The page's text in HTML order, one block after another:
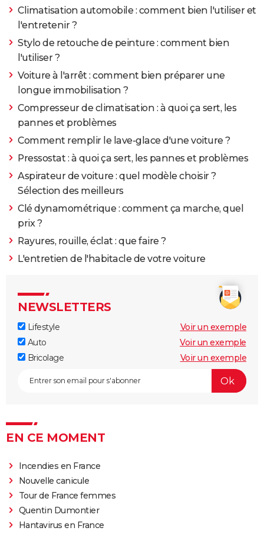
Climatisation automobile : comment bien l'utiliser et
l'entretenir ?
Stylo de retouche de peinture : comment bien
l'utiliser ?
Voiture à l'arrêt : comment bien préparer une
longue immobilisation ?
Compresseur de climatisation : à quoi ça sert, les
pannes et problèmes
Comment remplir le lave-glace d'une voiture ?
Pressostat : à quoi ça sert, les pannes et problèmes
Aspirateur de voiture : quel modèle choisir ?
Sélection des meilleurs
Clé dynamométrique : comment ça marche, quel
prix ?
Rayures, rouille, éclat : que faire ?
L'entretien de l'habitacle de votre voiture
NEWSLETTERS
Lifestyle
Voir un exemple
Auto
Voir un exemple
Bricolage
Voir un exemple
EN CE MOMENT
Incendies en France
Nouvelle canicule
Tour de France femmes
Quentin Dumontier
Hantavirus en France